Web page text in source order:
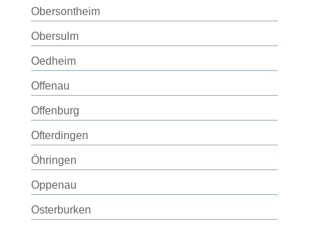
Obersontheim
Obersulm
Oedheim
Offenau
Offenburg
Ofterdingen
Öhringen
Oppenau
Osterburken